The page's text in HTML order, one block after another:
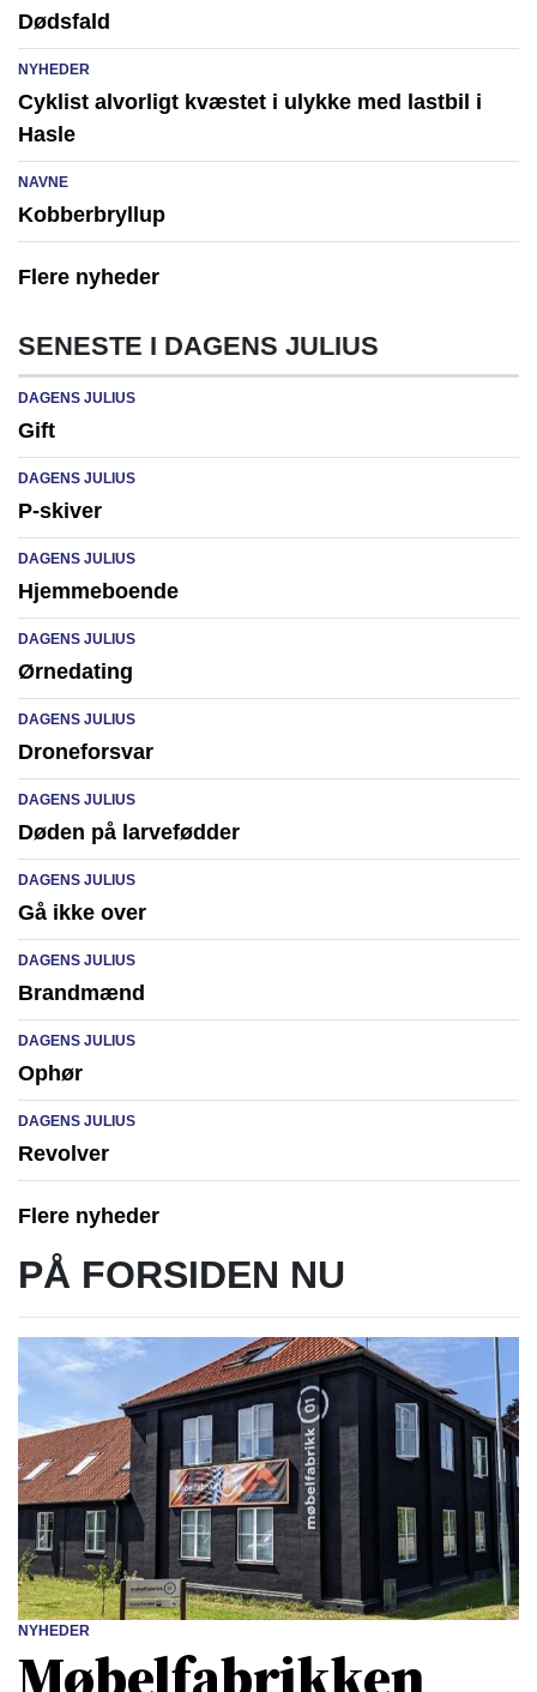
Dødsfald
NYHEDER
Cyklist alvorligt kvæstet i ulykke med lastbil i
Hasle
NAVNE
Kobberbryllup
Flere nyheder
SENESTE I DAGENS JULIUS
DAGENS JULIUS
Gift
DAGENS JULIUS
P-skiver
DAGENS JULIUS
Hjemmeboende
DAGENS JULIUS
Ørnedating
DAGENS JULIUS
Droneforsvar
DAGENS JULIUS
Døden på larvefødder
DAGENS JULIUS
Gå ikke over
DAGENS JULIUS
Brandmænd
DAGENS JULIUS
Ophør
DAGENS JULIUS
Revolver
Flere nyheder
PÅ FORSIDEN NU
NYHEDER